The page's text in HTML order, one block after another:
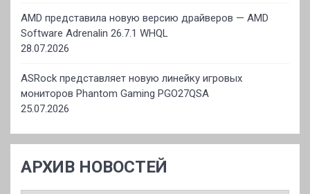
AMD представила новую версию драйверов — AMD
Software Adrenalin 26.7.1 WHQL
28.07.2026
ASRock представляет новую линейку игровых
мониторов Phantom Gaming PGO27QSA
25.07.2026
АРХИВ НОВОСТЕЙ